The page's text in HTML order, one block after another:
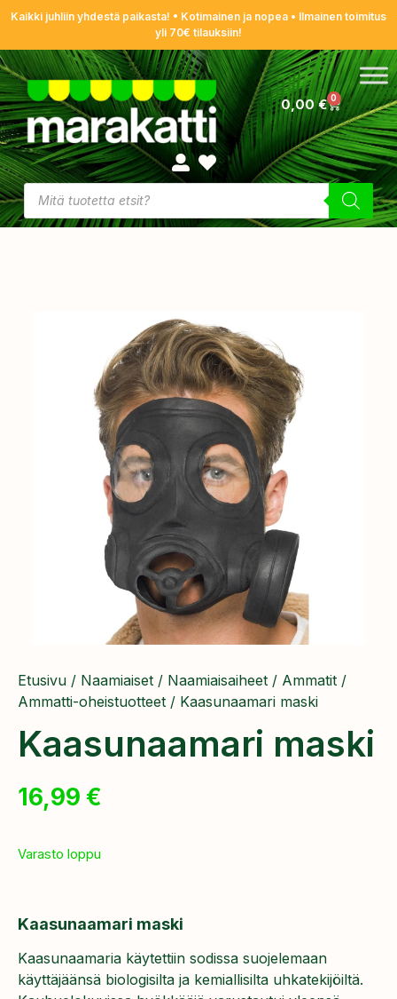
Kaikki juhliin yhdestä paikasta! • Kotimainen ja nopea • Ilmainen toimitus
yli 70€ tilauksiin!
0,00€ 0
Etusivu / Naamiaiset / Naamiaisaiheet / Ammatit /
Ammatti-oheistuotteet / Kaasunaamari maski
Kaasunaamari maski
16,99 €
Varasto loppu
Kaasunaamari maski
Kaasunaamaria käytettiin sodissa suojelemaan
käyttäjäänsä biologisilta ja kemiallisilta uhkatekijöiltä.